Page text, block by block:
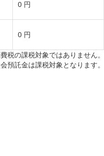
0 円
0 円
税の課税対象ではありません。
預託金は課税対象となります。